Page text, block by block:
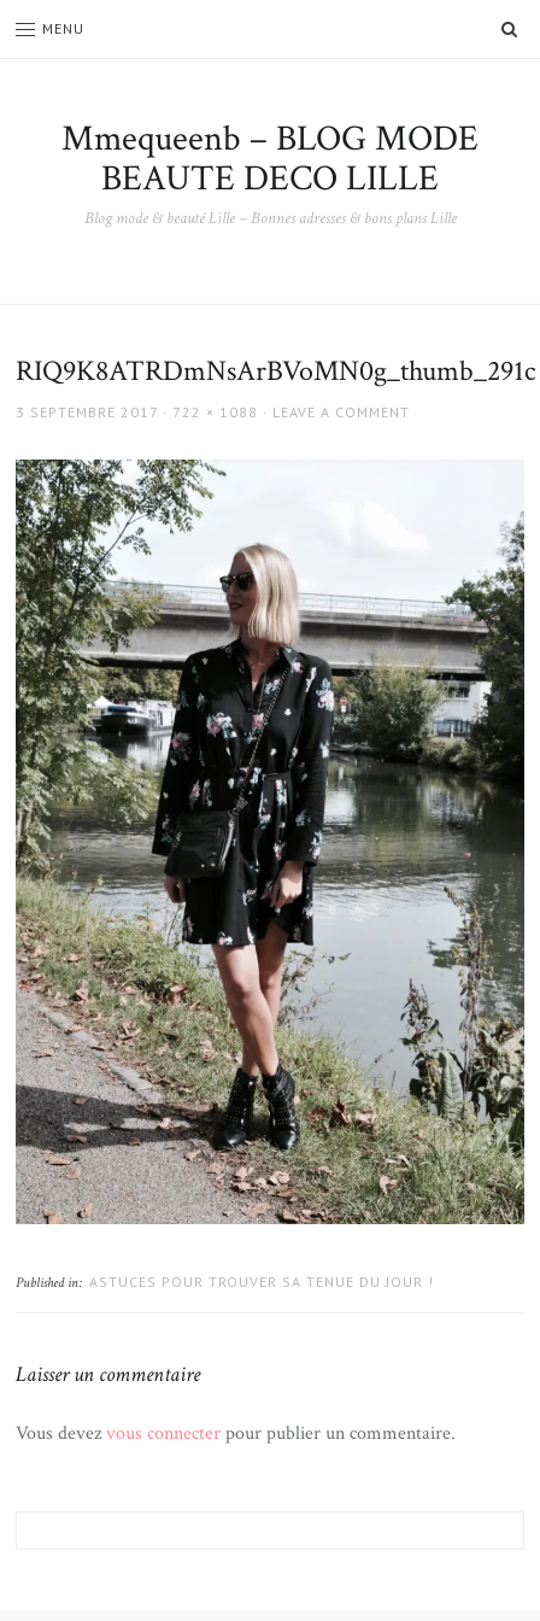
MENU
Mmequeenb – BLOG MODE
BEAUTE DECO LILLE
Blog mode & beauté Lille – Bonnes adresses & bons plans Lille
RIQ9K8ATRDmNsArBVoMN0g_thumb_291c
POSTED
3 SEPTEMBRE 2017
FULL
722 × 1088 LEAVE A COMMENT
Published in: ASTUCES POUR TROUVER SA TENUE DU JOUR !
Laisser un commentaire
Vous devezvous connecterpour publier un commentaire.